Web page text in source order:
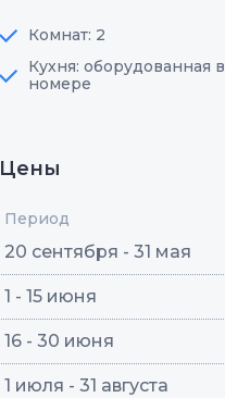
Комнат: 2
Кухня: оборудованная в
номере
Цены
Период
20 сентября - 31 мая
1 - 15 июня
16 - 30 июня
1 июля - 31 августа